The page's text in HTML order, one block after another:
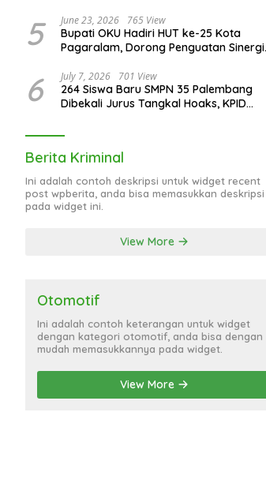
5 June 23, 2026 765 View
Bupati OKU Hadiri HUT ke-25 Kota
Pagaralam, Dorong Penguatan Sinergi
6 July 7, 2026 701 View
264 Siswa Baru SMPN 35 Palembang
Dibekali Jurus Tangkal Hoaks, KPID
Berita Kriminal
Ini adalah contoh deskripsi untuk widget recent
post wpberita, anda bisa memasukkan deskripsi
pada widget ini.
View More
Otomotif
Ini adalah contoh keterangan untuk widget
dengan kategori otomotif, anda bisa dengan
mudah memasukkannya pada widget.
View More